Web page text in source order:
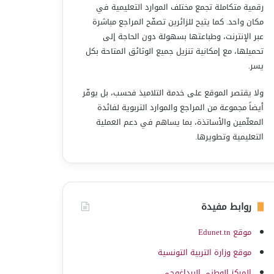
رقمية متكاملة تجمع مختلف الموارد التعليمية في
مكان واحد. كما يتيح للزائرين تصفّح المراجع مباشرة
عبر الإنترنت، وطباعتها بسهولة دون الحاجة إلى
تحميلها، مع إمكانية تنزيل جميع الوثائق المتاحة بكل
يسر.
ولا يقتصر الموقع على خدمة التلاميذ فحسب، بل يوفّر
أيضاً مجموعة من المراجع والموارد التربوية لفائدة
المعلّمين والأساتذة، بما يساهم في دعم العملية
التعليمية وتطويرها.
روابط مفيدة
موقع Edunet.tn
موقع وزارة التربية التونسية